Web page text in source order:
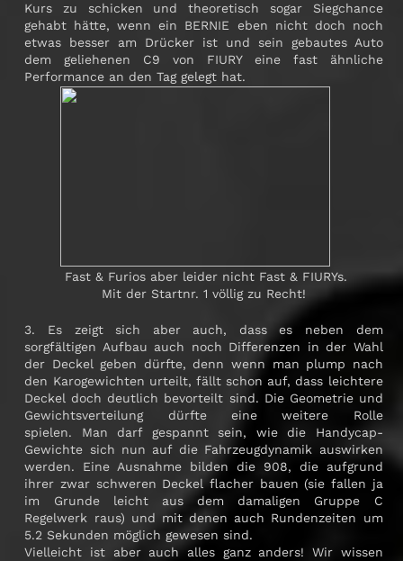
Kurs zu schicken und theoretisch sogar Siegchance
gehabt hätte, wenn ein BERNIE eben nicht doch noch
etwas besser am Drücker ist und sein gebautes Auto
dem geliehenen C9 von FIURY eine fast ähnliche
Performance an den Tag gelegt hat.
Fast & Furios aber leider nicht Fast & FIURYs.
Mit der Startnr. 1 völlig zu Recht!
3. Es zeigt sich aber auch, dass es neben dem
sorgfältigen Aufbau auch noch Differenzen in der Wahl
der Deckel geben dürfte, denn wenn man plump nach
den Karogewichten urteilt, fällt schon auf, dass leichtere
Deckel doch deutlich bevorteilt sind. Die Geometrie und
Gewichtsverteilung dürfte eine weitere Rolle
spielen. Man darf gespannt sein, wie die Handycap-
Gewichte sich nun auf die Fahrzeugdynamik auswirken
werden. Eine Ausnahme bilden die 908, die aufgrund
ihrer zwar schweren Deckel flacher bauen (sie fallen ja
im Grunde leicht aus dem damaligen Gruppe C
Regelwerk raus) und mit denen auch Rundenzeiten um
5.2 Sekunden möglich gewesen sind.
Vielleicht ist aber auch alles ganz anders! Wir wissen